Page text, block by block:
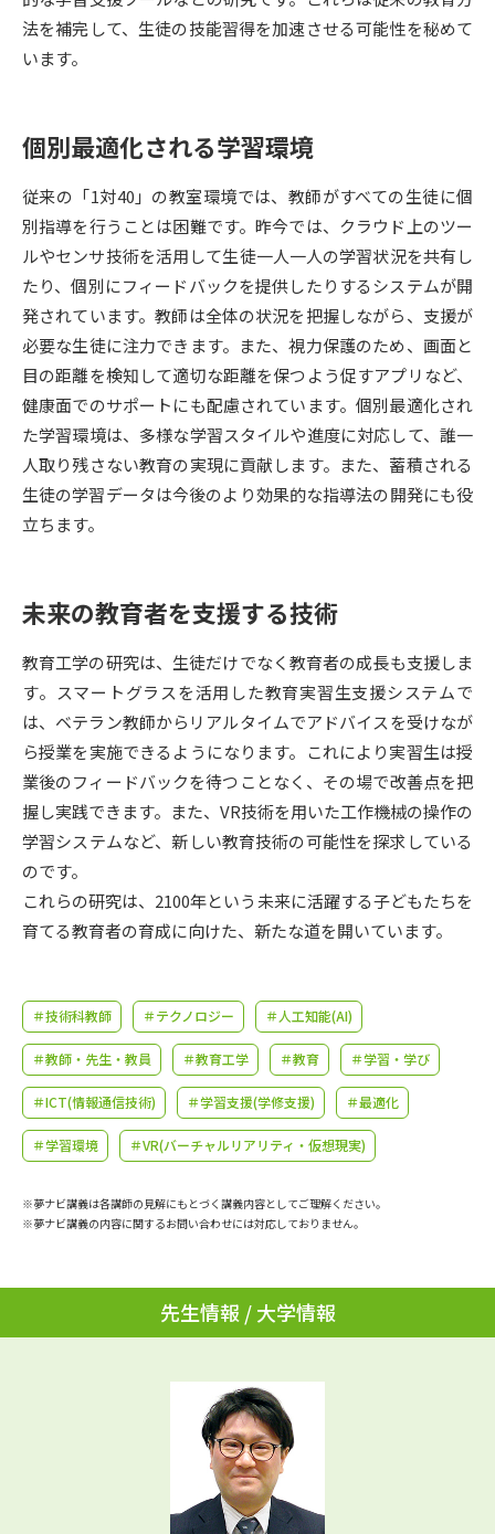
新増設大学・学部・学科特集
国際・グローバルに強い大学特
デジタルパンフレット 進路の３択
新学年スタート号特集ページ
（高3生用）
新学年スタート号特集ページ
（高2生用）
SELFBRAND特集ページ
オープンキャンパスなどを調べる
オープンキャンパス検索 実施プログラムから探す
来場型・Web型イベント特集 夢ナビライブ
志望校・出願校を調べる
併願校選び 受験スケジュールを立てよう
先輩が入学を決めた理由 テレメール全国一斉進学調査
新生活お役立ちガイド
学問発見 学問検索
学問のミニ講義「夢ナビ講義」 学問分野解説
学問の教科書 夢ナビライブ
ユーザーサポート
Ｑ＆Ａ よくあるご質問 大学進学IDについて
受付内容・発送状況の確認
テレメール
テレメール進学カタログ
訂正のご案内
法を補完して、生徒の技能習得を加速させる可能性を秘めて
います。
個別最適化される学習環境
従来の「1対40」の教室環境では、教師がすべての生徒に個
別指導を行うことは困難です。昨今では、クラウド上のツー
ルやセンサ技術を活用して生徒一人一人の学習状況を共有し
たり、個別にフィードバックを提供したりするシステムが開
発されています。教師は全体の状況を把握しながら、支援が
必要な生徒に注力できます。また、視力保護のため、画面と
目の距離を検知して適切な距離を保つよう促すアプリなど、
健康面でのサポートにも配慮されています。個別最適化され
た学習環境は、多様な学習スタイルや進度に対応して、誰一
人取り残さない教育の実現に貢献します。また、蓄積される
生徒の学習データは今後のより効果的な指導法の開発にも役
立ちます。
未来の教育者を支援する技術
教育工学の研究は、生徒だけでなく教育者の成長も支援しま
す。スマートグラスを活用した教育実習生支援システムで
は、ベテラン教師からリアルタイムでアドバイスを受けなが
ら授業を実施できるようになります。これにより実習生は授
業後のフィードバックを待つことなく、その場で改善点を把
握し実践できます。また、VR技術を用いた工作機械の操作の
学習システムなど、新しい教育技術の可能性を探求している
のです。
これらの研究は、2100年という未来に活躍する子どもたちを
育てる教育者の育成に向けた、新たな道を開いています。
＃技術科教師 ＃テクノロジー ＃人工知能(AI)
＃教師・先生・教員 ＃教育工学 ＃教育 ＃学習・学び
＃ICT(情報通信技術) ＃学習支援(学修支援) ＃最適化
＃学習環境 ＃VR(バーチャルリアリティ・仮想現実)
※夢ナビ講義は各講師の見解にもとづく講義内容としてご理解ください。
※夢ナビ講義の内容に関するお問い合わせには対応しておりません。
先生情報 / 大学情報